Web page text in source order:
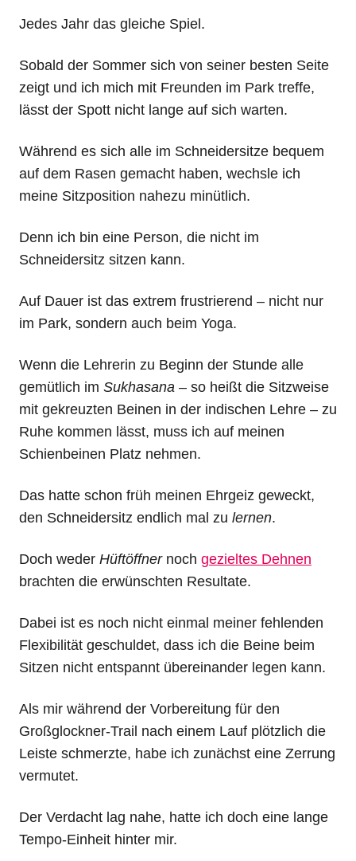
Jedes Jahr das gleiche Spiel.
Sobald der Sommer sich von seiner besten Seite
zeigt und ich mich mit Freunden im Park treffe,
lässt der Spott nicht lange auf sich warten.
Während es sich alle im Schneidersitze bequem
auf dem Rasen gemacht haben, wechsle ich
meine Sitzposition nahezu minütlich.
Denn ich bin eine Person, die nicht im
Schneidersitz sitzen kann.
Auf Dauer ist das extrem frustrierend – nicht nur
im Park, sondern auch beim Yoga.
Wenn die Lehrerin zu Beginn der Stunde alle
gemütlich im Sukhasana – so heißt die Sitzweise
mit gekreuzten Beinen in der indischen Lehre – zu
Ruhe kommen lässt, muss ich auf meinen
Schienbeinen Platz nehmen.
Das hatte schon früh meinen Ehrgeiz geweckt,
den Schneidersitz endlich mal zu lernen.
Doch weder Hüftöffnernoch gezieltes Dehnen
brachten die erwünschten Resultate.
Dabei ist es noch nicht einmal meiner fehlenden
Flexibilität geschuldet, dass ich die Beine beim
Sitzen nicht entspannt übereinander legen kann.
Als mir während der Vorbereitung für den
Großglockner-Trail nach einem Lauf plötzlich die
Leiste schmerzte, habe ich zunächst eine Zerrung
vermutet.
Der Verdacht lag nahe, hatte ich doch eine lange
Tempo-Einheit hinter mir.